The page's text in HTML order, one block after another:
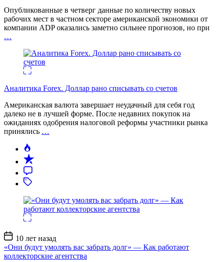
Опубликованные в четверг данные по количеству новых
рабочих мест в частном секторе американской экономики от
компании ADP оказались заметно сильнее прогнозов, но при
…
Аналитика Forex. Доллар рано списывать со счетов
Американская валюта завершает неудачный для себя год
далеко не в лучшей форме. После недавних покупок на
ожиданиях одобрения налоговой реформы участники рынка
принялись …
Дата
записи
10 лет назад
«Они будут умолять вас забрать долг» — Как работают
коллекторские агентства